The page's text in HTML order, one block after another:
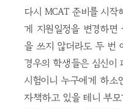
다시 MCAT 준비를 시작
게 지원일정을 변경하면
을 쓰지 않더라도 두 번
경우의 학생들은 심신이
시험이니 누구에게 하
자책하고 있을 테니 부